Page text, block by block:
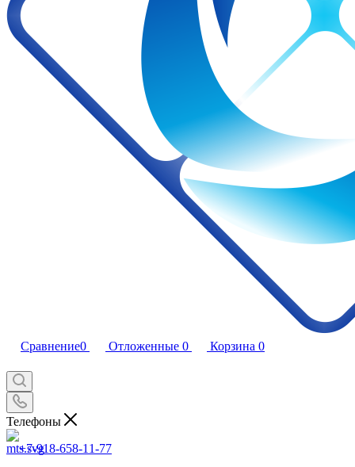
Сравнение0 Отложенные 0 Корзина 0
Телефоны
+7-918-658-11-77